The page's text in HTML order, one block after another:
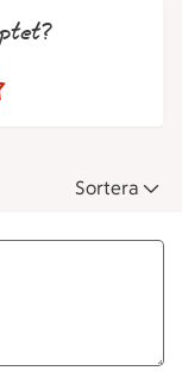
Sortera